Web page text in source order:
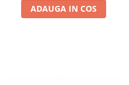
ADAUGA IN COS